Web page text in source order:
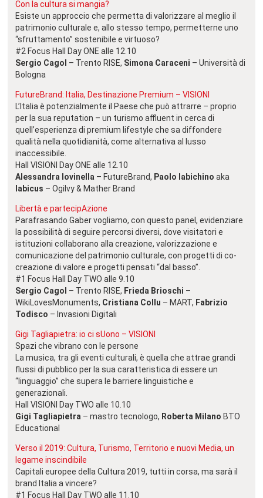
Con la cultura si mangia?
Esiste un approccio che permetta di valorizzare al meglio il
patrimonio culturale e, allo stesso tempo, permetterne uno
“sfruttamento” sostenibile e virtuoso?
#2 Focus Hall Day ONE alle 12.10
Sergio Cagol – Trento RISE, Simona Caraceni – Università di
Bologna
FutureBrand: Italia, Destinazione Premium – VISIONI
L’Italia è potenzialmente il Paese che può attrarre – proprio
per la sua reputation – un turismo affluent in cerca di
quell’esperienza di premium lifestyle che sa diffondere
qualità nella quotidianità, come alternativa al lusso
inaccessibile.
Hall VISIONI Day ONE alle 12.10
Alessandra Iovinella – FutureBrand, Paolo Iabichino aka
Iabicus – Ogilvy & Mather Brand
Libertà e partecipAzione
Parafrasando Gaber vogliamo, con questo panel, evidenziare
la possibilità di seguire percorsi diversi, dove visitatori e
istituzioni collaborano alla creazione, valorizzazione e
comunicazione del patrimonio culturale, con progetti di co-
creazione di valore e progetti pensati “dal basso”.
#1 Focus Hall Day TWO alle 9.10
Sergio Cagol – Trento RISE, Frieda Brioschi –
WikiLovesMonuments, Cristiana Collu – MART, Fabrizio
Todisco – Invasioni Digitali
Gigi Tagliapietra: io ci sUono – VISIONI
Spazi che vibrano con le persone
La musica, tra gli eventi culturali, è quella che attrae grandi
flussi di pubblico per la sua caratteristica di essere un
“linguaggio” che supera le barriere linguistiche e
generazionali.
Hall VISIONI Day TWO alle 10.10
Gigi Tagliapietra – mastro tecnologo, Roberta Milano BTO
Educational
Verso il 2019: Cultura, Turismo, Territorio e nuovi Media, un
legame inscindibile
Capitali europee della Cultura 2019, tutti in corsa, ma sarà il
brand Italia a vincere?
#1 Focus Hall Day TWO alle 11.10